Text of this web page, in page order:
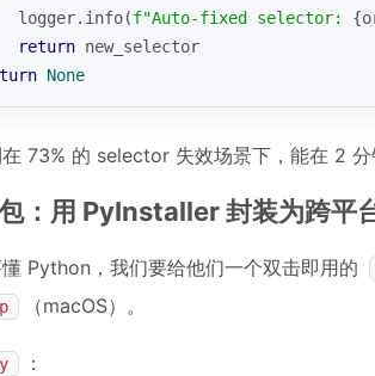
logger.info(
f"Auto-fixed selector:
return new_selector
None
73% 的 selector 失效场景下，能在 2
：用 PyInstaller 封装为跨平
Python，我们要给他们一个双击即用的
（macOS）。
：